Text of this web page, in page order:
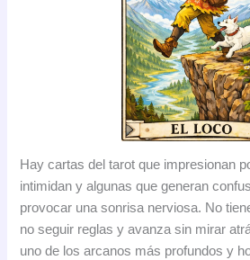
Hay cartas del tarot que impresionan
intimidan y algunas que generan
provocar una sonrisa nerviosa. No
no seguir reglas y avanza sin mirar
uno de los arcanos más profundos y